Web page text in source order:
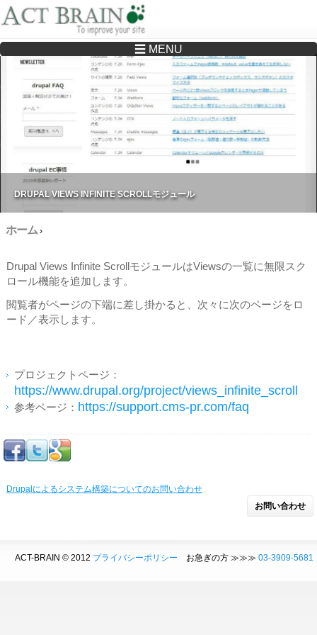
Drupalサイトの制作・保守をどこに頼んでいいか分からない方へ…まずはご相談く
ださい
☰ MENU
DRUPAL VIEWS INFINITE SCROLLモジュール
ホーム›
Drupal Views Infinite ScrollモジュールはViewsの一覧に無限スク
ロール機能を追加します。
閲覧者がページの下端に差し掛かると、次々に次のページをロ
ード／表示します。
プロジェクトページ：
https://www.drupal.org/project/views_infinite_scroll
参考ページ： https://support.cms-pr.com/faq
Drupalによるシステム構築についてのお問い合わせ
お問い合わせ
ACT-BRAIN © 2012 プライバシーポリシー お急ぎの方 ≫≫≫ 03-3909-5681